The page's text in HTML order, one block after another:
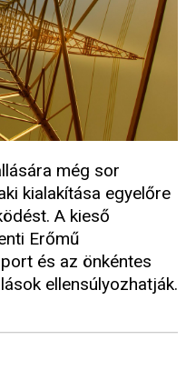
még sor
kialakítása egyelőre
A kieső
Erőmű
és az önkéntes
ellensúlyozhatják.